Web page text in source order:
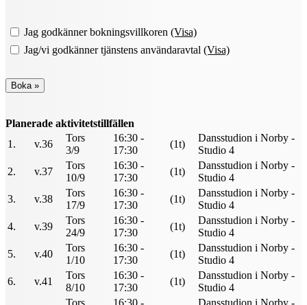
Jag godkänner bokningsvillkoren (Visa)
Jag/vi godkänner tjänstens användaravtal (Visa)
Planerade aktivitetstillfällen
1.
v.36
Tors
3/9
16:30 -
17:30
(1t)
Dansstudion i Norby -
Studio 4
2.
v.37
Tors
10/9
16:30 -
17:30
(1t)
Dansstudion i Norby -
Studio 4
3.
v.38
Tors
17/9
16:30 -
17:30
(1t)
Dansstudion i Norby -
Studio 4
4.
v.39
Tors
24/9
16:30 -
17:30
(1t)
Dansstudion i Norby -
Studio 4
5.
v.40
Tors
1/10
16:30 -
17:30
(1t)
Dansstudion i Norby -
Studio 4
6.
v.41
Tors
8/10
16:30 -
17:30
(1t)
Dansstudion i Norby -
Studio 4
Tors
16:30 -
Dansstudion i Norby -